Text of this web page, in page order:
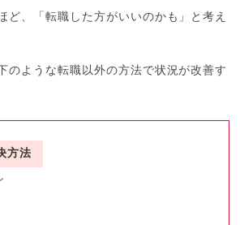
ど、「転職した方がいいのかも」と考え
のような転職以外の方法で状況が改善す
方法